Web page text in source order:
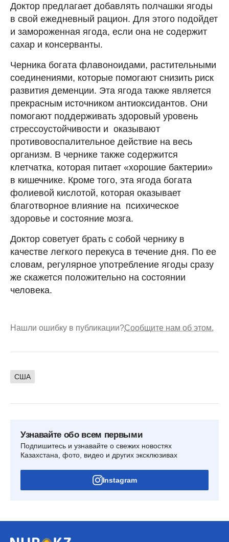
Доктор предлагает добавлять полчашки ягоды
в свой ежедневный рацион. Для этого подойдет
и замороженная ягода, если она не содержит
сахар и консерванты.
Черника богата флавоноидами, растительными
соединениями, которые помогают снизить риск
развития деменции. Эта ягода также является
прекрасным источником антиоксидантов. Они
помогают поддерживать здоровый уровень
стрессоустойчивости и оказывают
противовоспалительное действие на весь
организм. В чернике также содержится
клетчатка, которая питает «хорошие бактерии»
в кишечнике. Кроме того, эта ягода богата
фолиевой кислотой, которая оказывает
благотворное влияние на психическое
здоровье и состояние мозга.
Доктор советует брать с собой чернику в
качестве легкого перекуса в течение дня. По ее
словам, регулярное употребление ягоды сразу
же скажется положительно на состоянии
человека.
Нашли ошибку в публикации?Сообщите нам об этом.
США
Узнавайте обо всем первыми
Подпишитесь и узнавайте о свежих новостях
Казахстана, фото, видео и других эксклюзивах
Instagram